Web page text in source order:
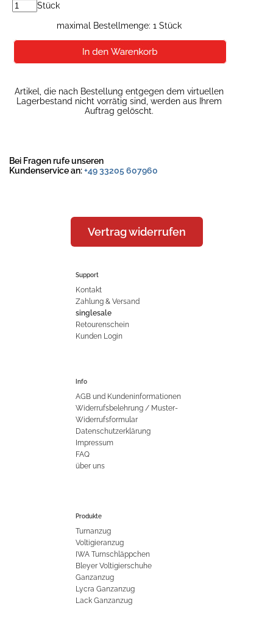
Stück
maximal Bestellmenge: 1 Stück
Artikel, die nach Bestellung entgegen dem virtuellen
Lagerbestand nicht vorrätig sind, werden aus Ihrem
Auftrag gelöscht.
Bei Fragen rufe unseren
Kundenservice an:+49 33205 607960
Vertrag widerrufen
Support
Kontakt
Zahlung & Versand
singlesale
Retourenschein
Kunden Login
Info
AGB und Kundeninformationen
Widerrufsbelehrung / Muster-
Widerrufsformular
Datenschutzerklärung
Impressum
FAQ
über uns
Produkte
Turnanzug
Voltigieranzug
IWA Turnschläppchen
Bleyer Voltigierschuhe
Ganzanzug
Lycra Ganzanzug
Lack Ganzanzug